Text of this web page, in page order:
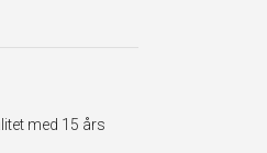
med 15 års